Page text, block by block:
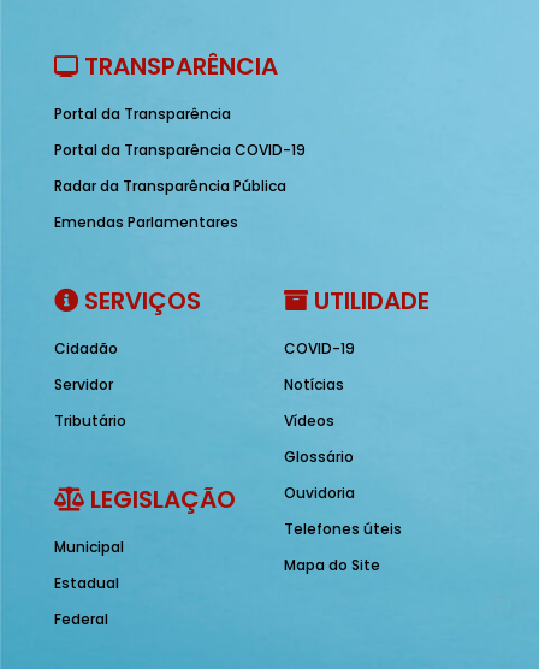
TRANSPARÊNCIA
Portal da Transparência
Portal da Transparência COVID-19
Radar da Transparência Pública
Emendas Parlamentares
SERVIÇOS
Cidadão
Servidor
Tributário
LEGISLAÇÃO
Municipal
Estadual
Federal
UTILIDADE
COVID-19
Notícias
Vídeos
Glossário
Ouvidoria
Telefones úteis
Mapa do Site